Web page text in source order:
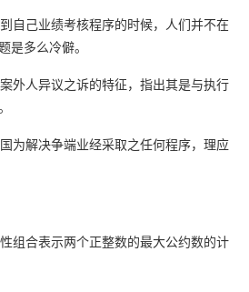
自己业绩考核程序的时候，人们并不在
是多么冷僻。
外人异议之诉的特征，指出其是与执行
为解决争端业经采取之任何程序，理应
组合表示两个正整数的最大公约数的计